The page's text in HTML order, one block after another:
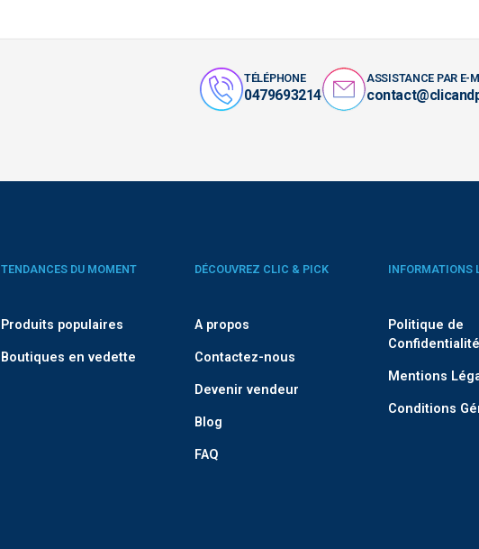
TÉLÉPHONE
0479693214
ASSISTANCE PAR E-
TENDANCES DU MOMENT
Produits populaires
Boutiques en vedette
DÉCOUVREZ CLIC & PICK
A propos
Contactez-nous
Devenir vendeur
Blog
FAQ
INFORMATIONS
Politique de
Confidentialité
Mentions
Conditions